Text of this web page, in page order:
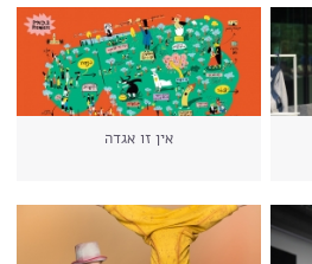
אין זו אגדה